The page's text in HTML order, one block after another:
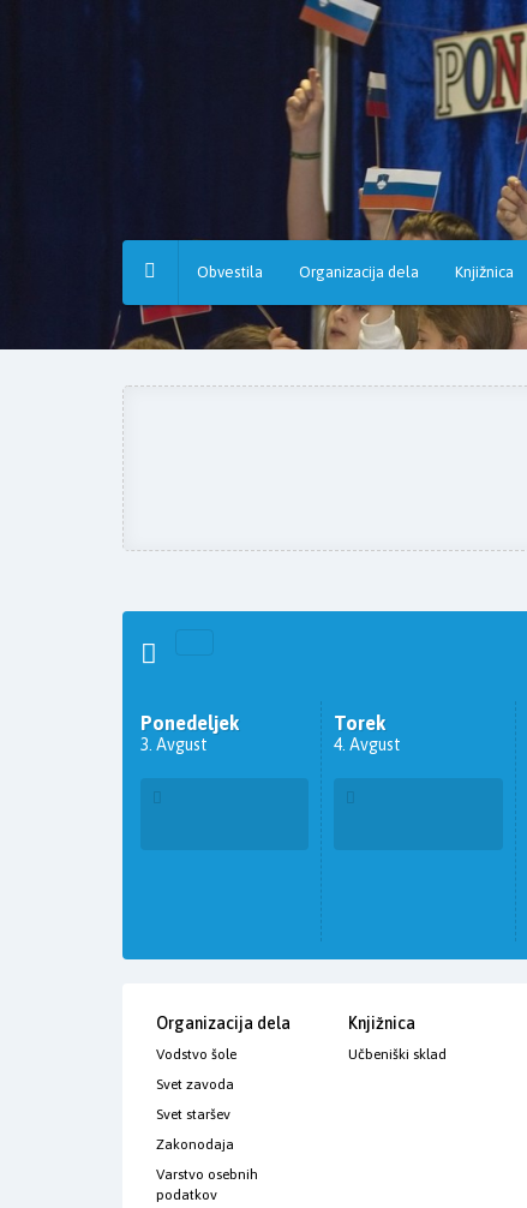
Obvestila Organizacija dela Knjižnica
Ponedeljek
3. Avgust
Torek
4. Avgust
Organizacija dela
Vodstvo šole
Svet zavoda
Svet staršev
Zakonodaja
Varstvo osebnih
podatkov
Knjižnica
Učbeniški sklad